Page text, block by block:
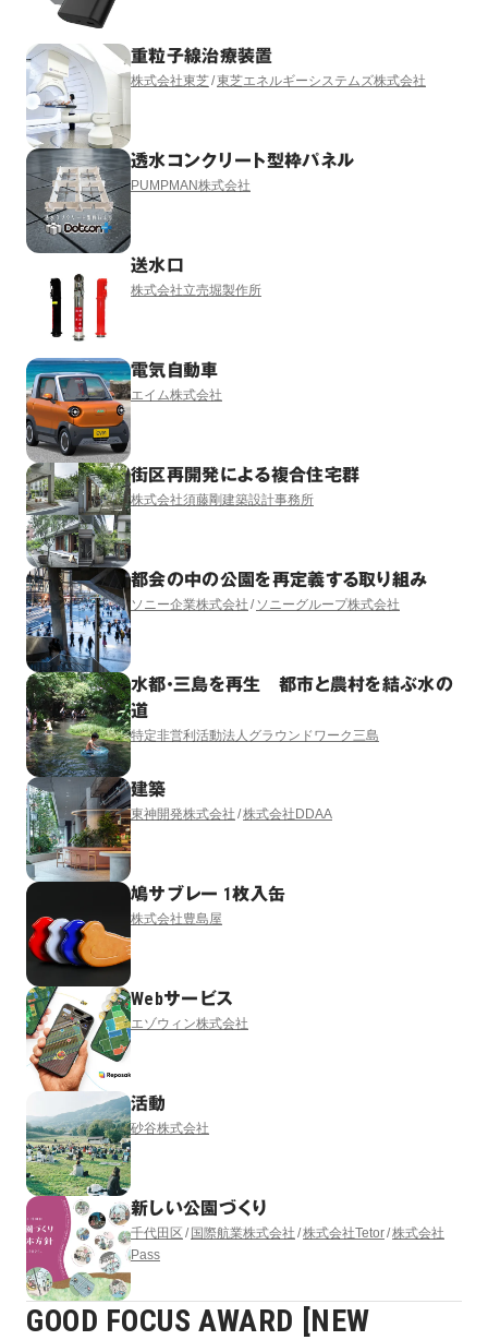
重粒子線治療装置
株式会社東芝 東芝エネルギーシステムズ株式会社
透水コンクリート型枠パネル
PUMPMAN株式会社
送水口
株式会社立売堀製作所
電気自動車
エイム株式会社
街区再開発による複合住宅群
株式会社須藤剛建築設計事務所
都会の中の公園を再定義する取り組み
ソニー企業株式会社 ソニーグループ株式会社
水都・三島を再生 都市と農村を結ぶ水の
道
特定非営利活動法人グラウンドワーク三島
建築
東神開発株式会社 株式会社DDAA
鳩サブレー 1枚入缶
株式会社豊島屋
Webサービス
エゾウィン株式会社
活動
砂谷株式会社
新しい公園づくり
千代田区 国際航業株式会社 株式会社Tetor 株式会社
Pass
GOOD FOCUS AWARD [NEW